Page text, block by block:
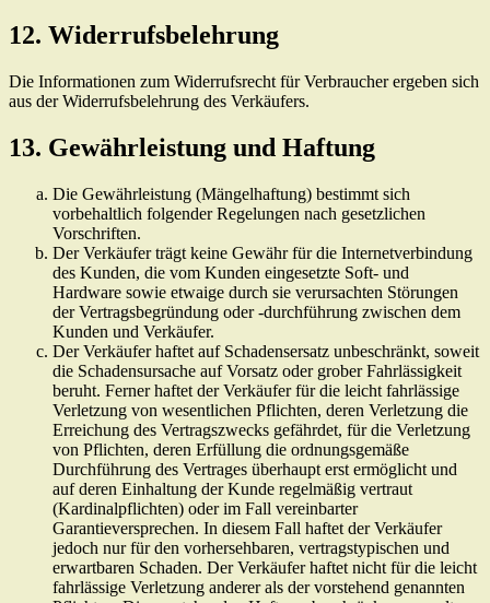
12. Widerrufsbelehrung
Die Informationen zum Widerrufsrecht für Verbraucher ergeben sich
aus der Widerrufsbelehrung des Verkäufers.
13. Gewährleistung und Haftung
Die Gewährleistung (Mängelhaftung) bestimmt sich
vorbehaltlich folgender Regelungen nach gesetzlichen
Vorschriften.
Der Verkäufer trägt keine Gewähr für die Internetverbindung
des Kunden, die vom Kunden eingesetzte Soft- und
Hardware sowie etwaige durch sie verursachten Störungen
der Vertragsbegründung oder -durchführung zwischen dem
Kunden und Verkäufer.
Der Verkäufer haftet auf Schadensersatz unbeschränkt, soweit
die Schadensursache auf Vorsatz oder grober Fahrlässigkeit
beruht. Ferner haftet der Verkäufer für die leicht fahrlässige
Verletzung von wesentlichen Pflichten, deren Verletzung die
Erreichung des Vertragszwecks gefährdet, für die Verletzung
von Pflichten, deren Erfüllung die ordnungsgemäße
Durchführung des Vertrages überhaupt erst ermöglicht und
auf deren Einhaltung der Kunde regelmäßig vertraut
(Kardinalpflichten) oder im Fall vereinbarter
Garantieversprechen. In diesem Fall haftet der Verkäufer
jedoch nur für den vorhersehbaren, vertragstypischen und
erwartbaren Schaden. Der Verkäufer haftet nicht für die leicht
fahrlässige Verletzung anderer als der vorstehend genannten